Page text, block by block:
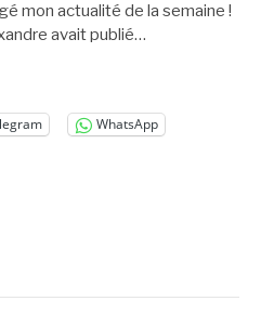
mon actualité de la semaine !
avait publié…
WhatsApp